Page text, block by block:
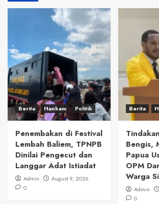
Berita Hankam Politik
Penembakan di Festival
Lembah Baliem, TPNPB
Dinilai Pengecut dan
Langgar Adat Istiadat
Admin
August 9, 2026
0
Berita
Bengis,
Papua
OPM
Warga
Admin
0